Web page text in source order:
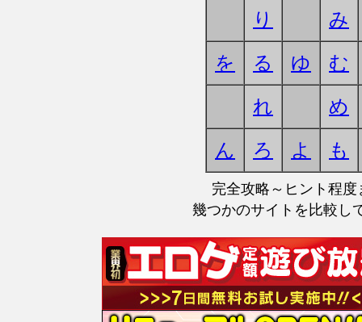
り み
を る ゆ む
れ め
ん ろ よ も
完全攻略～ヒント程
幾つかのサイトを比較し